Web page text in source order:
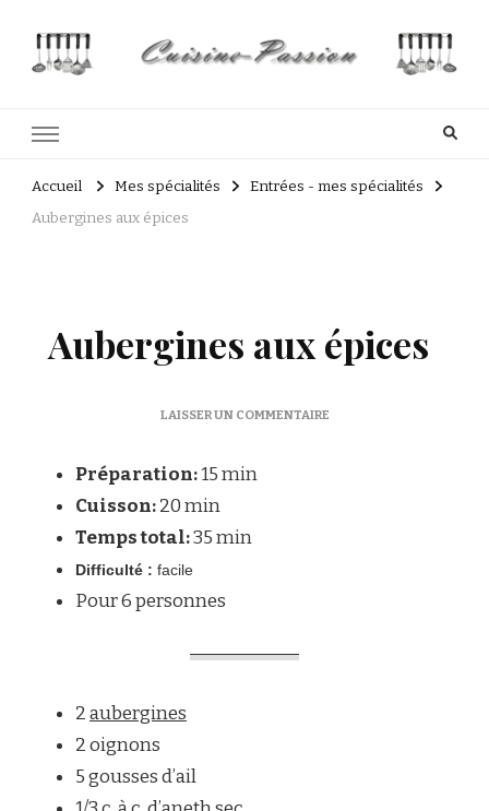
Accueil Mes spécialités
Entrées - mes spécialités
Aubergines aux épices
Aubergines aux épices
LAISSER UN COMMENTAIRESUR
Préparation:15 min
Cuisson:20 min
Temps total:35 min
Difficulté : facile
Pour 6 personnes
2aubergines
2 oignons
5 gousses d’ail